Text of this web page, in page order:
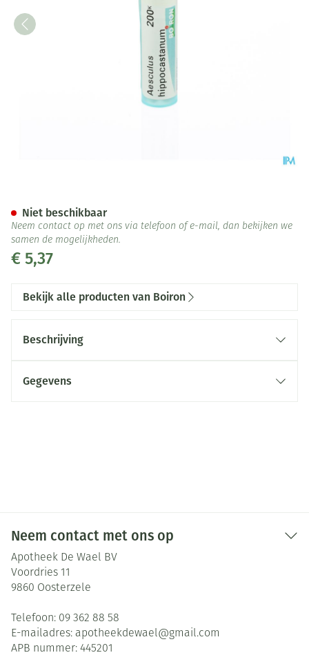
€ 5,37
Niet beschikbaar
Neem contact op met ons via telefoon of e-mail, dan bekijken we
samen de mogelijkheden.
Bekijk alle producten van Boiron
Beschrijving
Gegevens
Neem contact met ons op
Apotheek De Wael BV
Voordries 11
9860 Oosterzele
Telefoon: 09 362 88 58
E-mailadres: apotheekdewael@gmail.com
APB nummer: 445201